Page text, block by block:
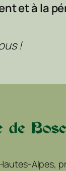
et à la
!
Alpes,